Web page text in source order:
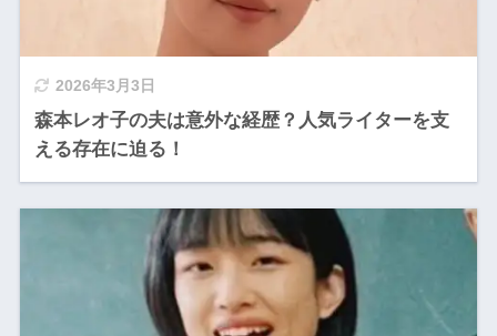
2026年3月3日
森本レオ子の夫は意外な経歴？人気ライターを支
える存在に迫る！